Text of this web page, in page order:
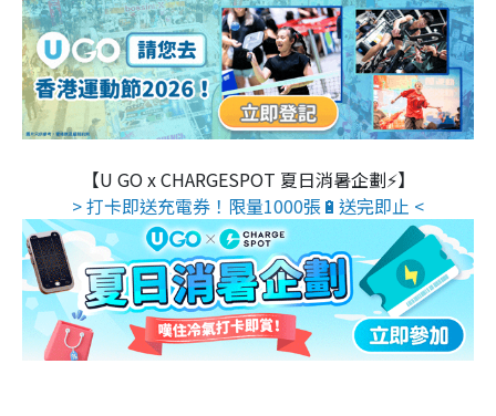
【U GO x CHARGESPOT 夏日消暑企劃⚡】
> 打卡即送充電券！限量1000張🔋送完即止 <